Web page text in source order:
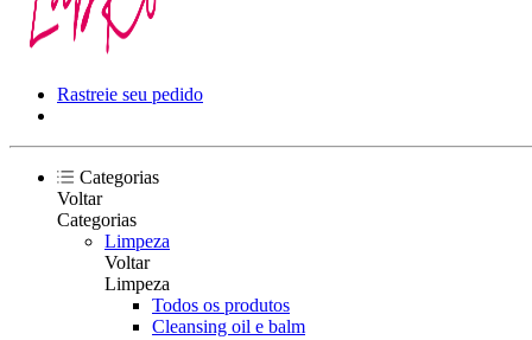
Rastreie seu pedido
Categorias
Voltar
Categorias
Limpeza
Voltar
Limpeza
Todos os produtos
Cleansing oil e balm